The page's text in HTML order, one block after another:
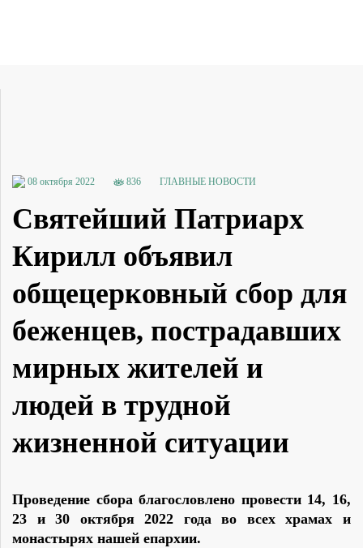
08 октября 2022 836 ГЛАВНЫЕ НОВОСТИ
Святейший Патриарх
Кирилл объявил
общецерковный сбор для
беженцев, пострадавших
мирных жителей и
людей в трудной
жизненной ситуации
Проведение сбора благословлено провести 14, 16,
23 и 30 октября 2022 года во всех храмах и
монастырях нашей епархии.